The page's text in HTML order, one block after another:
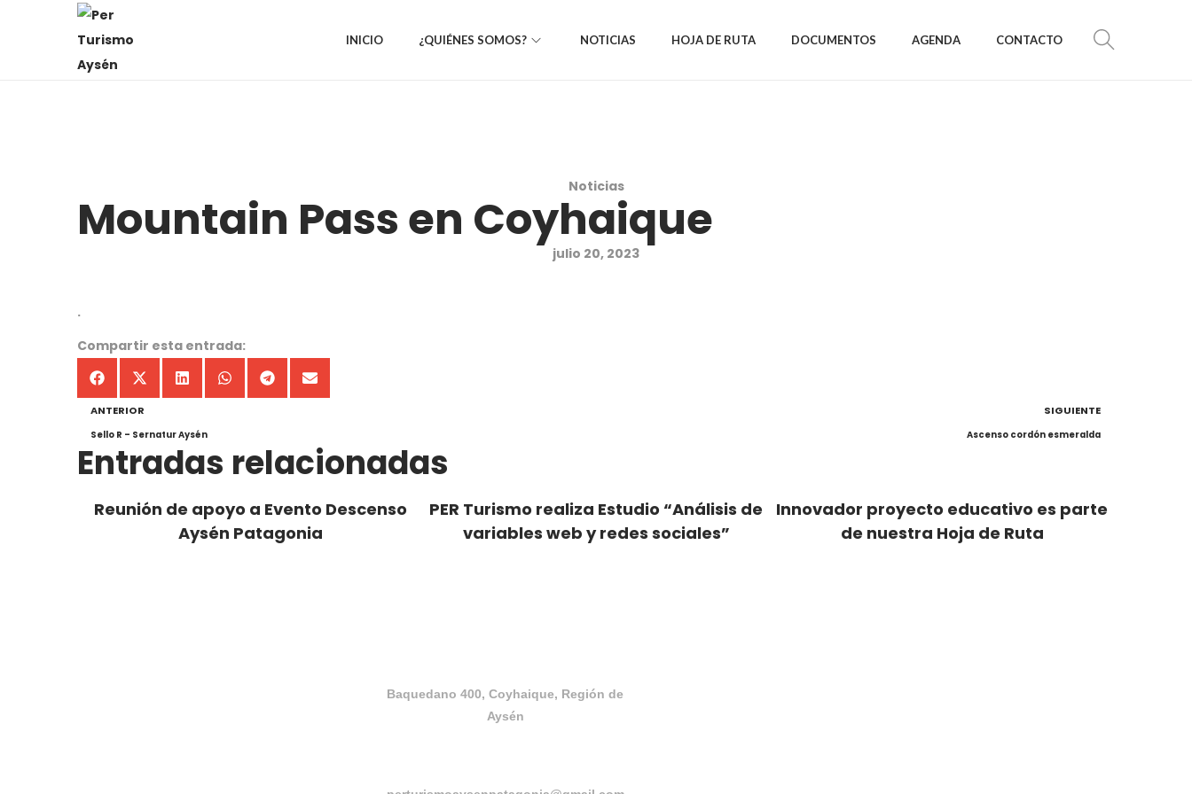
INICIO ¿QUIÉNES SOMOS? NOTICIAS HOJA DE RUTA DOCUMENTOS AGENDA CONTACTO
Noticias
Mountain Pass en Coyhaique
julio 20, 2023
.
Compartir esta entrada:
ANTERIOR
Sello R – Sernatur Aysén
SIGUIENTE
Ascenso cordón esmeralda
Entradas relacionadas
Reunión de apoyo a Evento Descenso
Aysén Patagonia
PER Turismo realiza Estudio “Análisis de
variables web y redes sociales”
Innovador proyecto educativo es parte
de nuestra Hoja de Ruta
Baquedano 400, Coyhaique, Región de
Aysén